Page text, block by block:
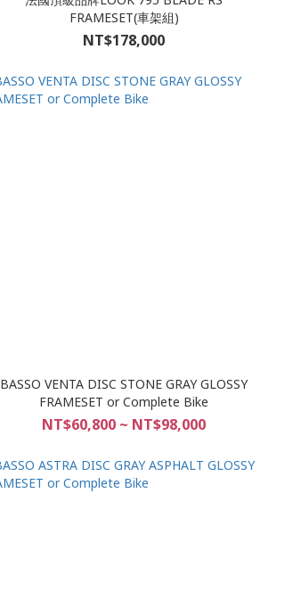
FRAMESET(車架組)
NT$178,000
BASSO VENTA DISC STONE GRAY GLOSSY
FRAMESET or Complete Bike
NT$60,800 ~ NT$98,000